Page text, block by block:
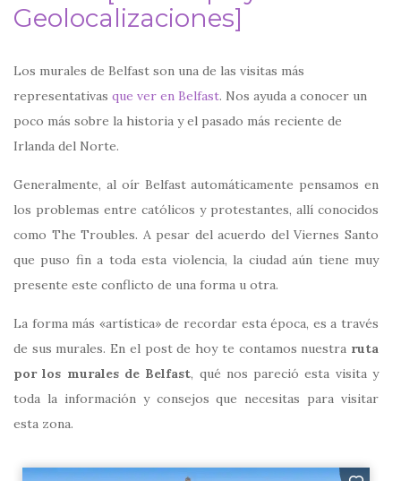
Geolocalizaciones]
Los murales de Belfast son una de las visitas más
representativas que ver en Belfast. Nos ayuda a conocer un
poco más sobre la historia y el pasado más reciente de
Irlanda del Norte.
Generalmente, al oír Belfast automáticamente pensamos en
los problemas entre católicos y protestantes, allí conocidos
como The Troubles. A pesar del acuerdo del Viernes Santo
que puso fin a toda esta violencia, la ciudad aún tiene muy
presente este conflicto de una forma u otra.
La forma más «artística» de recordar esta época, es a través
de sus murales. En el post de hoy te contamos nuestra ruta
por los murales de Belfast, qué nos pareció esta visita y
toda la información y consejos que necesitas para visitar
esta zona.